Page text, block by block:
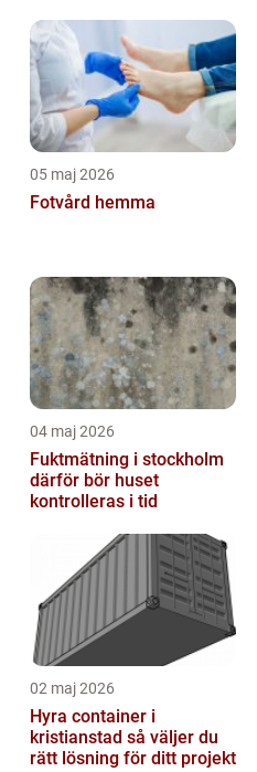
05 maj 2026
Fotvård hemma
04 maj 2026
Fuktmätning i stockholm
därför bör huset
kontrolleras i tid
02 maj 2026
Hyra container i
kristianstad så väljer du
rätt lösning för ditt projekt